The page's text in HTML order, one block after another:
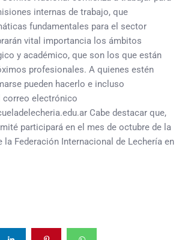
internas de trabajo, que
fundamentales para el sector
vital importancia los ámbitos
y académico, que son los que están
profesionales. A quienes estén
pueden hacerlo e incluso
correo electrónico
Cabe destacar que,
participará en el mes de octubre de la
la Federación Internacional de Lechería en